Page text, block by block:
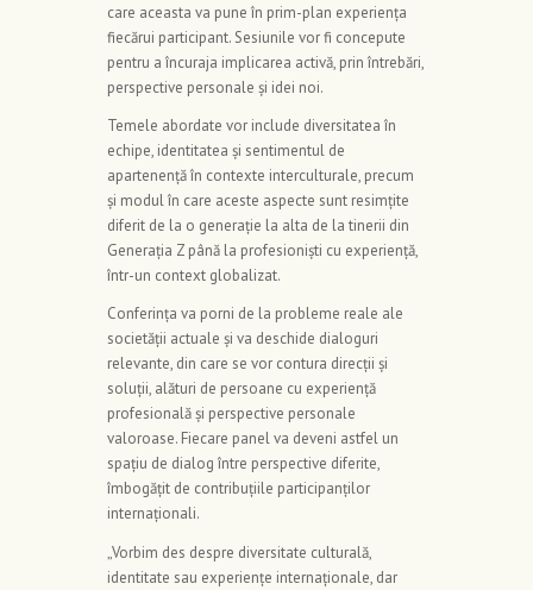
care aceasta va pune în prim-plan experiența
fiecărui participant. Sesiunile vor fi concepute
pentru a încuraja implicarea activă, prin întrebări,
perspective personale și idei noi.
Temele abordate vor include diversitatea în
echipe, identitatea și sentimentul de
apartenență în contexte interculturale, precum
și modul în care aceste aspecte sunt resimțite
diferit de la o generație la alta de la tinerii din
Generația Z până la profesioniști cu experiență,
într-un context globalizat.
Conferința va porni de la probleme reale ale
societății actuale și va deschide dialoguri
relevante, din care se vor contura direcții și
soluții, alături de persoane cu experiență
profesională și perspective personale
valoroase. Fiecare panel va deveni astfel un
spațiu de dialog între perspective diferite,
îmbogățit de contribuțiile participanților
internaționali.
„Vorbim des despre diversitate culturală,
identitate sau experiențe internaționale, dar